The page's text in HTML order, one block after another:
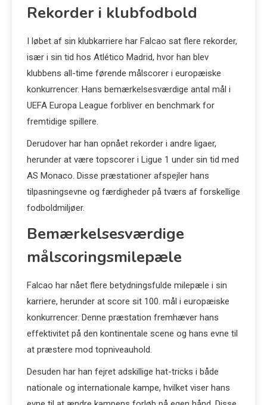
Rekorder i klubfodbold
I løbet af sin klubkarriere har Falcao sat flere rekorder,
især i sin tid hos Atlético Madrid, hvor han blev
klubbens all-time førende målscorer i europæiske
konkurrencer. Hans bemærkelsesværdige antal mål i
UEFA Europa League forbliver en benchmark for
fremtidige spillere.
Derudover har han opnået rekorder i andre ligaer,
herunder at være topscorer i Ligue 1 under sin tid med
AS Monaco. Disse præstationer afspejler hans
tilpasningsevne og færdigheder på tværs af forskellige
fodboldmiljøer.
Bemærkelsesværdige
målscoringsmilepæle
Falcao har nået flere betydningsfulde milepæle i sin
karriere, herunder at score sit 100. mål i europæiske
konkurrencer. Denne præstation fremhæver hans
effektivitet på den kontinentale scene og hans evne til
at præstere mod topniveauhold.
Desuden har han fejret adskillige hat-tricks i både
nationale og internationale kampe, hvilket viser hans